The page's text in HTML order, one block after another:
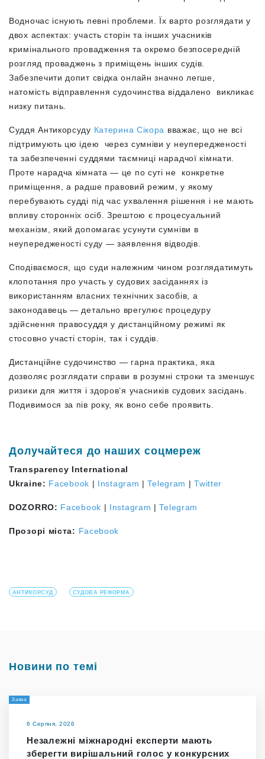
Водночас існують певні проблеми. Їх варто розглядати у
двох аспектах: участь сторін та інших учасників
кримінального провадження та окремо безпосередній
розгляд проваджень з приміщень інших судів.
Забезпечити допит свідка онлайн значно легше,
натомість відправлення судочинства віддалено викликає
низку питань.
Суддя Антикорсуду Катерина Сікора вважає, що не всі
підтримують цю ідею через сумніви у неупередженості
та забезпеченні суддями таємниці нарадчої кімнати.
Проте нарадча кімната — це по суті не конкретне
приміщення, а радше правовий режим, у якому
перебувають судді під час ухвалення рішення і не мають
впливу сторонніх осіб. Зрештою є процесуальний
механізм, який допомагає усунути сумніви в
неупередженості суду — заявлення відводів.
Сподіваємося, що суди належним чином розглядатимуть
клопотання про участь у судових засіданнях із
використанням власних технічних засобів, а
законодавець — детально врегулює процедуру
здійснення правосуддя у дистанційному режимі як
стосовно участі сторін, так і суддів.
Дистанційне судочинство — гарна практика, яка
дозволяє розглядати справи в розумні строки та зменшує
ризики для життя і здоров’я учасників судових засідань.
Подивимося за пів року, як воно себе проявить.
Долучайтеся до наших соцмереж
Transparency International
Ukraine: Facebook | Instagram |Telegram |Twitter
DOZORRO: Facebook | Instagram |Telegram
Прозорі міста: Facebook
АНТИКОРСУД СУДОВА РЕФОРМА
Новини по темі
Заява
6 Серпня, 2026
Незалежні міжнародні експерти мають
зберегти вирішальний голос у конкурсних